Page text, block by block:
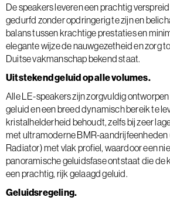
De speakers leveren een prachtig
gedurfd zonder opdringerig te zijn en
balans tussen krachtige prestaties en
elegante wijze de nauwgezetheid en zorg
Duitse vakmanschap bekend staat.
Uitstekend geluid op alle volumes.
Alle LE-speakers zijn zorgvuldig
geluid en een breed dynamisch bereik te
kristalhelderheid behoudt, zelfs bij zeer
met ultramoderne BMR-
Radiator) met vlak profiel, waardoor een
panoramische geluidsfase ontstaat die de
een prachtig, rijk gelaagd geluid.
Geluidsregeling.